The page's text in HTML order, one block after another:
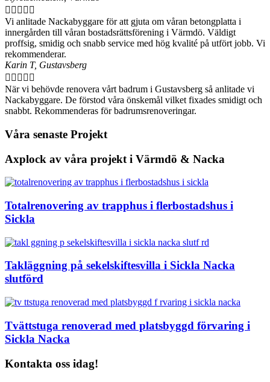
    
Vi anlitade Nackabyggare för att gjuta om våran betongplatta i
innergården till våran bostadsrättsförening i Värmdö. Väldigt
proffsig, smidig och snabb service med hög kvalité på utfört jobb. Vi
rekommenderar.
Karin T, Gustavsberg
    
När vi behövde renovera vårt badrum i Gustavsberg så anlitade vi
Nackabyggare. De förstod våra önskemål vilket fixades smidigt och
snabbt. Rekommenderas för badrumsrenoveringar.
Våra senaste Projekt
Axplock av våra projekt i Värmdö & Nacka
Totalrenovering av trapphus i flerbostadshus i
Sickla
Takläggning på sekelskiftesvilla i Sickla Nacka
slutförd
Tvättstuga renoverad med platsbyggd förvaring i
Sickla Nacka
Kontakta oss idag!